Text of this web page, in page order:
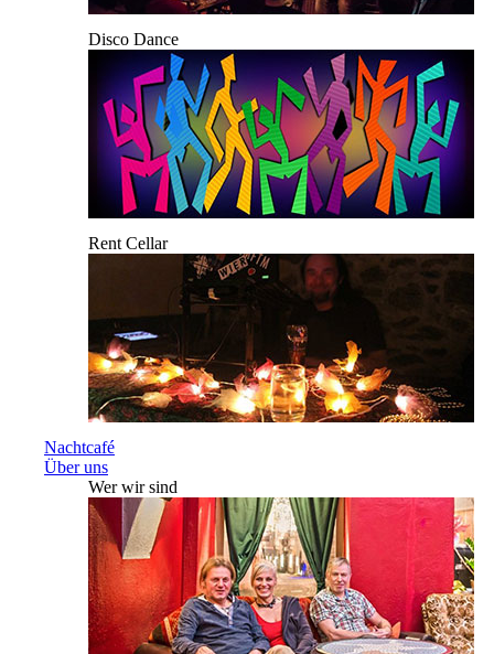
Disco Dance
Rent Cellar
Nachtcafé
Über uns
Wer wir sind